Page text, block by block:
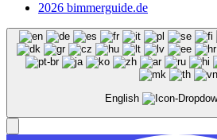
2026 bimmerguide.de
English